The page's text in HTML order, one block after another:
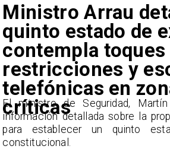
Ministro Arrau
quinto estado de
contempla toques
restricciones y
telefónicas en
críticas
El ministro de Seguridad, Martín
información detallada sobre la
para establecer un quinto
constitucional.